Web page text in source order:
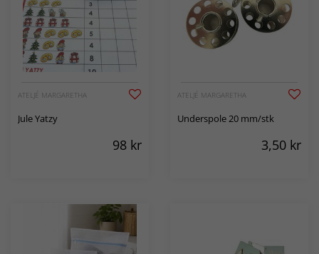
ATELJÉ MARGARETHA
Jule Yatzy
98 kr
ATELJÉ MARGARETHA
Underspole 20 mm/stk
3,50 kr